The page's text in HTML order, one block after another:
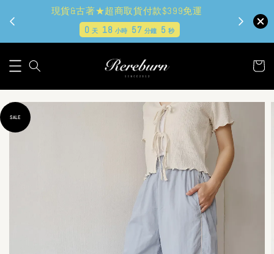
現貨&古著★超商取貨付款$399免運
0天 18 小時 57 分鐘 4秒
SALE